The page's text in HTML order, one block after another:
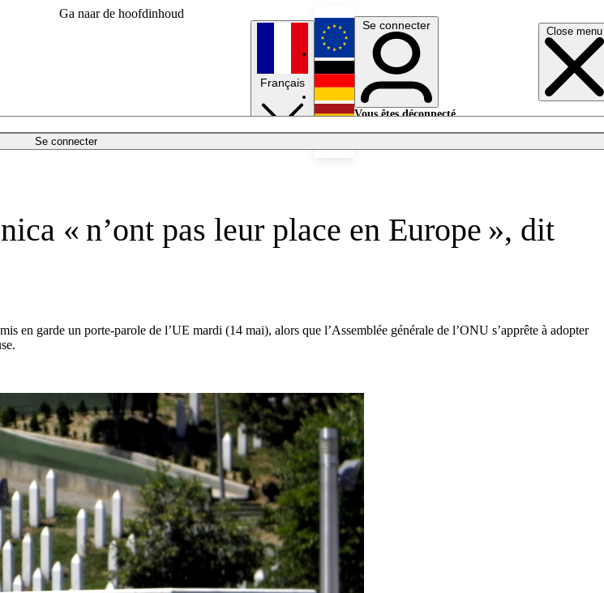
Ga naar de hoofdinhoud
Close menu
Se connecter
Français
English
Deutsch
Se connecter
Vous êtes déconnecté.
« n’ont pas leur place en Europe », dit
en garde un porte-parole de l’UE mardi (14 mai), alors que l’Assemblée générale de l’ONU s’apprête à adopter